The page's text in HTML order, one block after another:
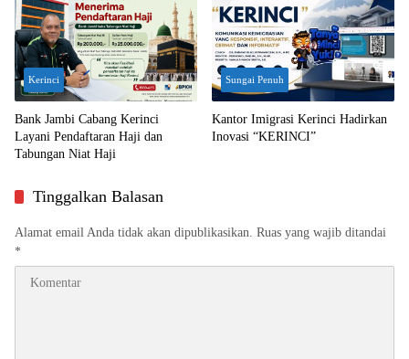
Kerinci
Bank Jambi Cabang Kerinci
Layani Pendaftaran Haji dan
Tabungan Niat Haji
Sungai Penuh
Kantor Imigrasi Kerinci Hadirkan
Inovasi “KERINCI”
Tinggalkan Balasan
Alamat email Anda tidak akan dipublikasikan. Ruas yang wajib ditandai
*